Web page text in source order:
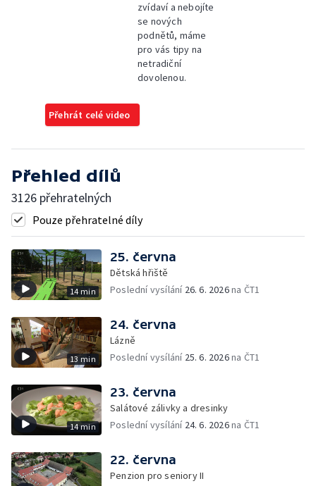
zvídaví a nebojíte
se nových
podnětů, máme
pro vás tipy na
netradiční
dovolenou.
Přehrát celé video
Přehled dílů
3126 přehratelných
Pouze přehratelné díly
14 min
25. června
Dětská hřiště
Poslední vysílání 26. 6. 2026na ČT1
13 min
24. června
Lázně
Poslední vysílání 25. 6. 2026na ČT1
14 min
23. června
Salátové zálivky a dresinky
Poslední vysílání 24. 6. 2026na ČT1
22. června
Penzion pro seniory II